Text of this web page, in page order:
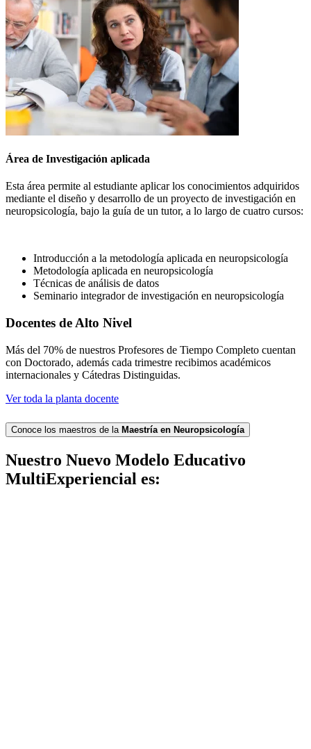
Área de Investigación aplicada
Esta área permite al estudiante aplicar los conocimientos adquiridos
mediante el diseño y desarrollo de un proyecto de investigación en
neuropsicología, bajo la guía de un tutor, a lo largo de cuatro cursos:
Introducción a la metodología aplicada en neuropsicología
Metodología aplicada en neuropsicología
Técnicas de análisis de datos
Seminario integrador de investigación en neuropsicología
Docentes de Alto Nivel
Más del 70% de nuestros Profesores de Tiempo Completo cuentan
con Doctorado, además cada trimestre recibimos académicos
internacionales y Cátedras Distinguidas.
Ver toda la planta docente
Conoce los maestros de la Maestría en Neuropsicología
Nuestro Nuevo Modelo Educativo
MultiExperiencial es: